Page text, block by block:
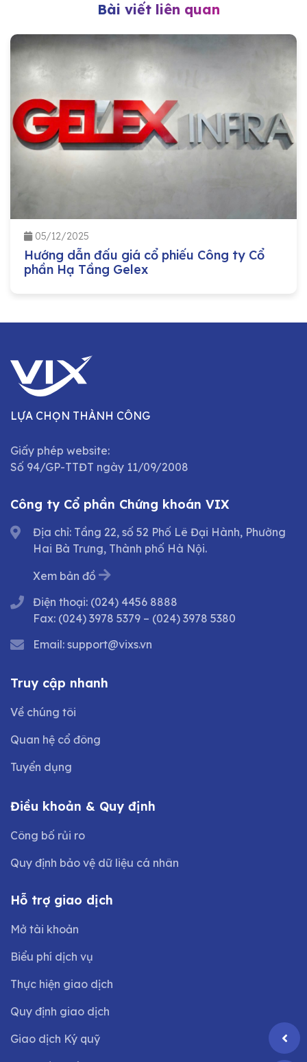
Bài viết liên quan
05/12/2025
Hướng dẫn đấu giá cổ phiếu Công ty Cổ
phần Hạ Tầng Gelex
LỰA CHỌN THÀNH CÔNG
Giấy phép website:
Số 94/GP-TTĐT ngày 11/09/2008
Công ty Cổ phần Chứng khoán VIX
Địa chỉ: Tầng 22, số 52 Phố Lê Đại Hành, Phường
Hai Bà Trưng, Thành phố Hà Nội.
Xem bản đồ
Điện thoại: (024) 4456 8888
Fax: (024) 3978 5379 – (024) 3978 5380
Email: support@vixs.vn
Truy cập nhanh
Về chúng tôi
Quan hệ cổ đông
Tuyển dụng
Điều khoản & Quy định
Công bố rủi ro
Quy định bảo vệ dữ liệu cá nhân
Hỗ trợ giao dịch
Mở tài khoản
Biểu phí dịch vụ
Thực hiện giao dịch
Quy định giao dịch
Giao dịch Ký quỹ